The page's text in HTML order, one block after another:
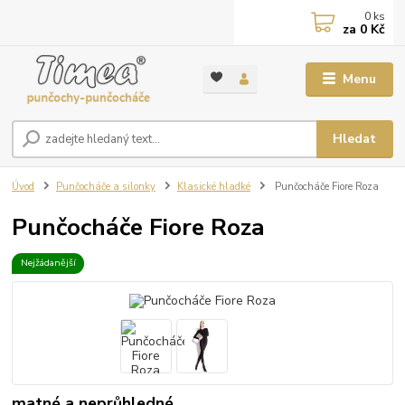
Menu
Hledat
0 ks
za 0 Kč
Úvod Punčocháče a silonky Klasické hladké Punčocháče Fiore Roza
Punčocháče Fiore Roza
Nejžádanější